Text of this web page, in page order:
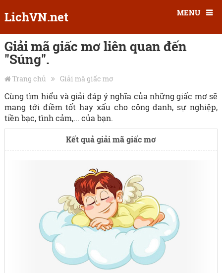
LichVN.net MENU
Giải mã giấc mơ liên quan đến
"Súng".
Trang chủ Giải mã giấc mơ
Cùng tìm hiểu và giải đáp ý nghĩa của những giấc mơ sẽ
mang tới điềm tốt hay xấu cho công danh, sự nghiệp,
tiền bạc, tình cảm,... của bạn.
Kết quả giải mã giấc mơ